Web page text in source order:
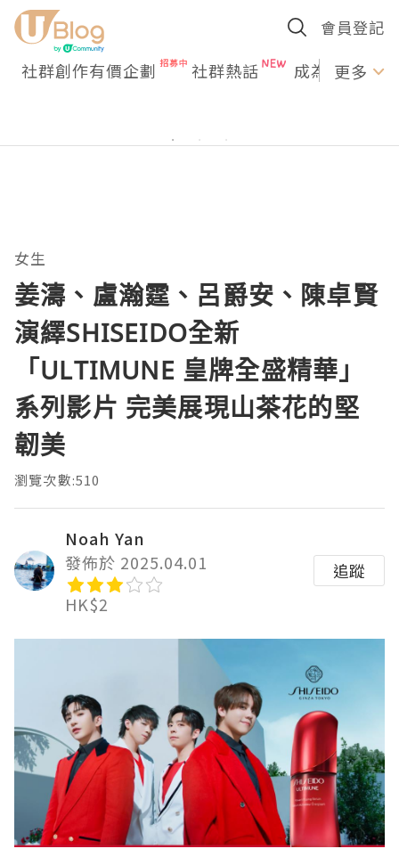
會員登記
社群創作有價企劃 社群熱話 成為U更多
女生
姜濤、盧瀚霆、呂爵安、陳卓賢
演繹SHISEIDO全新
「ULTIMUNE 皇牌全盛精華」
系列影片 完美展現山茶花的堅
韌美
瀏覽次數:510
Noah Yan
發佈於 2025.04.01
HK$2
追蹤